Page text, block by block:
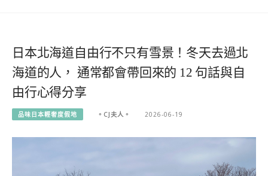
日本北海道自由行不只有雪景！冬天去過北
海道的人， 通常都會帶回來的 12 句話與自
由行心得分享
品味日本輕奢度假地 。CJ夫人。 2026-06-19